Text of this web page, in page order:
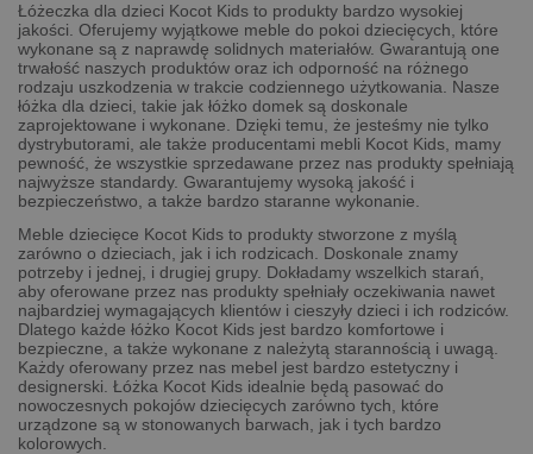
Łóżeczka dla dzieci Kocot Kids to produkty bardzo wysokiej
jakości. Oferujemy wyjątkowe meble do pokoi dziecięcych, które
wykonane są z naprawdę solidnych materiałów. Gwarantują one
trwałość naszych produktów oraz ich odporność na różnego
rodzaju uszkodzenia w trakcie codziennego użytkowania. Nasze
łóżka dla dzieci, takie jak łóżko domek są doskonale
zaprojektowane i wykonane. Dzięki temu, że jesteśmy nie tylko
dystrybutorami, ale także producentami mebli Kocot Kids, mamy
pewność, że wszystkie sprzedawane przez nas produkty spełniają
najwyższe standardy. Gwarantujemy wysoką jakość i
bezpieczeństwo, a także bardzo staranne wykonanie.
Meble dziecięce Kocot Kids to produkty stworzone z myślą
zarówno o dzieciach, jak i ich rodzicach. Doskonale znamy
potrzeby i jednej, i drugiej grupy. Dokładamy wszelkich starań,
aby oferowane przez nas produkty spełniały oczekiwania nawet
najbardziej wymagających klientów i cieszyły dzieci i ich rodziców.
Dlatego każde łóżko Kocot Kids jest bardzo komfortowe i
bezpieczne, a także wykonane z należytą starannością i uwagą.
Każdy oferowany przez nas mebel jest bardzo estetyczny i
designerski. Łóżka Kocot Kids idealnie będą pasować do
nowoczesnych pokojów dziecięcych zarówno tych, które
urządzone są w stonowanych barwach, jak i tych bardzo
kolorowych.